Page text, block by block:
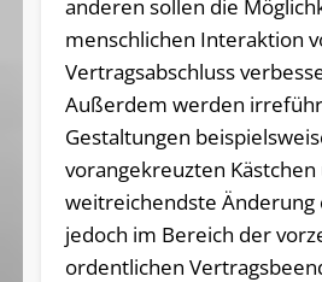
anderen sollen die
menschlichen Interaktion
Vertragsabschluss
Außerdem werden
Gestaltungen
vorangekreuzten
weitreichendste Änderung
jedoch im Bereich der
ordentlichen